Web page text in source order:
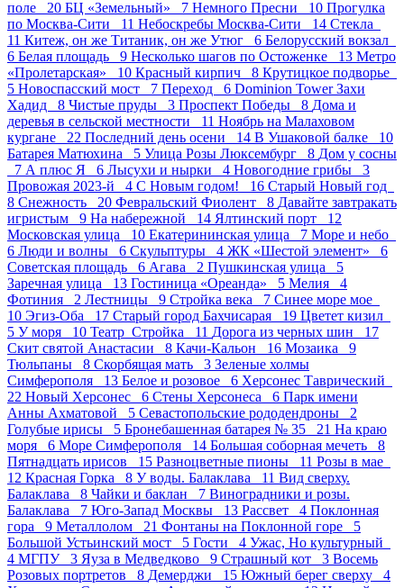
поле 20 БЦ «Земельный» 7 Немного Пресни 10 Прогулка
по Москва-Сити 11 Небоскребы Москва-Сити 14 Стекла
11 Китеж, он же Титаник, он же Утюг 6 Белорусский вокзал
6 Белая площадь 9 Несколько шагов по Остоженке 13 Метро
«Пролетарская» 10 Красный кирпич 8 Крутицкое подворье
5 Новоспасский мост 7 Переход 6 Dominion Tower Захи
Хадид 8 Чистые пруды 3 Проспект Победы 8 Дома и
деревья в сельской местности 11 Ноябрь на Малаховом
кургане 22 Последний день осени 14 В Ушаковой балке 10
Батарея Матюхина 5 Улица Розы Люксембург 8 Дом у сосны
7 А плюс Я 6 Лысухи и нырки 4 Новогодние грибы 3
Провожая 2023-й 4 С Новым годом! 16 Старый Новый год
8 Снежность 20 Февральский Фиолент 8 Давайте завтракать
игристым 9 На набережной 14 Ялтинский порт 12
Московская улица 10 Екатерининская улица 7 Море и небо
6 Люди и волны 6 Скульптуры 4 ЖК «Шестой элемент» 6
Советская площадь 6 Агава 2 Пушкинская улица 5
Заречная улица 13 Гостиница «Ореанда» 5 Мелия 4
Фотиния 2 Лестницы 9 Стройка века 7 Синее море мое
10 Эгиз-Оба 17 Старый город Бахчисарая 19 Цветет кизил
5 У моря 10 Театр_Стройка 11 Дорога из черных шин 17
Скит святой Анастасии 8 Качи-Кальон 16 Мозаика 9
Тюльпаны 8 Скорбящая мать 3 Зеленые холмы
Симферополя 13 Белое и розовое 6 Херсонес Таврический
22 Новый Херсонес 6 Стены Херсонеса 6 Парк имени
Анны Ахматовой 5 Севастопольские рододендроны 2
Голубые ирисы 5 Бронебашенная батарея № 35 21 На краю
моря 6 Море Симферополя 14 Большая соборная мечеть 8
Пятнадцать ирисов 15 Разноцветные пионы 11 Розы в мае
12 Красная Горка 8 У воды. Балаклава 11 Вид сверху.
Балаклава 8 Чайки и баклан 7 Виноградники и розы.
Балаклава 7 Юго-Запад Москвы 13 Рассвет 4 Поклонная
гора 9 Металлолом 21 Фонтаны на Поклонной горе 5
Большой Устьинский мост 5 Гости 4 Ужас, Но культурный
4 МГПУ 3 Яуза в Медведково 9 Страшный кот 3 Восемь
Розовых портретов 8 Демерджи 15 Южный берег сверху 4